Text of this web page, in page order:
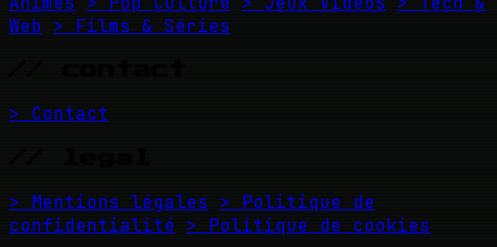
Web > Films & Séries
> Contact
> Mentions légales
> Politique de
confidentialité > Politique de cookies